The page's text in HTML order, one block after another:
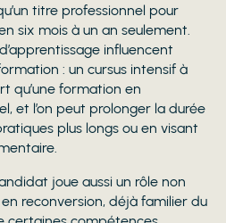
titre professionnel pour
six mois à un an seulement.
influencent
: un cursus intensif à
qu’une formation en
et l’on peut prolonger la durée
plus longs ou en visant
joue aussi un rôle non
reconversion, déjà familier du